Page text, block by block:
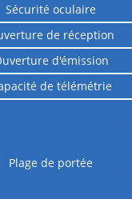
Sécurité oculaire
de réception
d'émission
de télémétrie
Plage de portée